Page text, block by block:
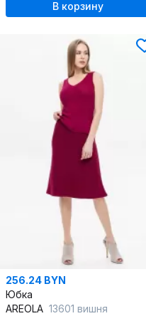
В корзину
256.24 BYN
Юбка
AREOLA 13601 вишня